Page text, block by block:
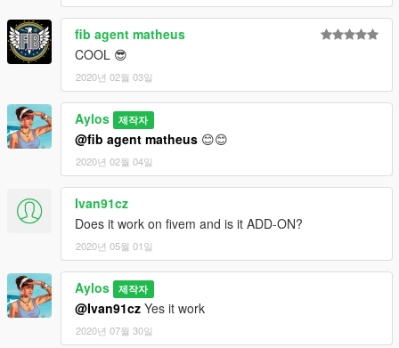
fib agent matheus
COOL 😎
2020년 02월 03일
Aylos 제작자
@fib agent matheus 😊😊
2020년 02월 04일
Ivan91cz
Does it work on fivem and is it ADD-ON?
2020년 05월 01일
Aylos 제작자
@Ivan91cz Yes it work
2020년 07월 30일